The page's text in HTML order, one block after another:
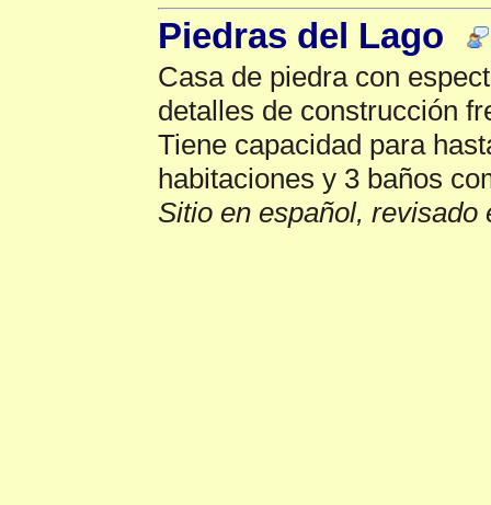
Piedras del Lago
Casa de piedra con
detalles de construcción
Tiene capacidad para
habitaciones y 3 baños
Sitio en español, revisado